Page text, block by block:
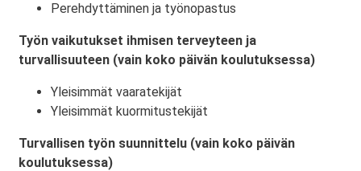
Perehdyttäminen ja työnopastus
Työn vaikutukset ihmisen terveyteen ja
turvallisuuteen (vain koko päivän koulutuksessa)
Yleisimmät vaaratekijät
Yleisimmät kuormitustekijät
Turvallisen työn suunnittelu (vain koko päivän
koulutuksessa)